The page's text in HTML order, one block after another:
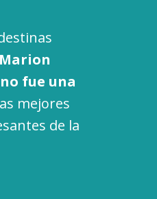
Marion
fue una
mejores
de la